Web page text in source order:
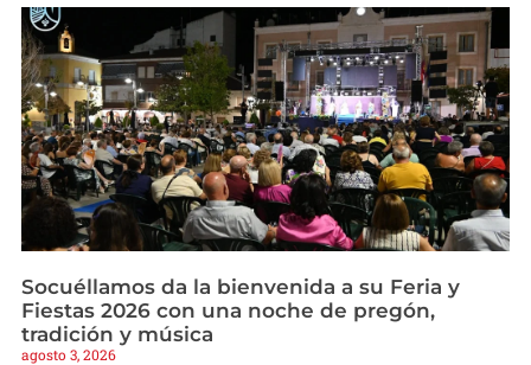
Socuéllamos da la bienvenida a su Feria y
Fiestas 2026 con una noche de pregón,
tradición y música
agosto 3, 2026